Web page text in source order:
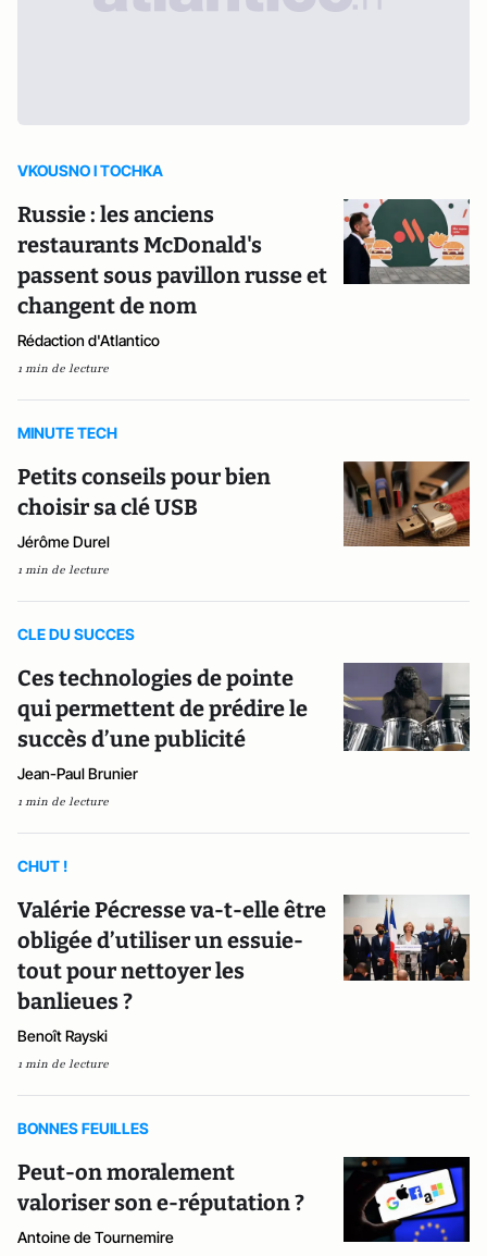
VKOUSNO I TOCHKA
Russie : les anciens
restaurants McDonald's
passent sous pavillon russe et
changent de nom
Rédaction d'Atlantico
1 min de lecture
MINUTE TECH
Petits conseils pour bien
choisir sa clé USB
Jérôme Durel
1 min de lecture
CLE DU SUCCES
Ces technologies de pointe
qui permettent de prédire le
succès d’une publicité
Jean-Paul Brunier
1 min de lecture
CHUT !
Valérie Pécresse va-t-elle être
obligée d’utiliser un essuie-
tout pour nettoyer les
banlieues ?
Benoît Rayski
1 min de lecture
BONNES FEUILLES
Peut-on moralement
valoriser son e-réputation ?
Antoine de Tournemire